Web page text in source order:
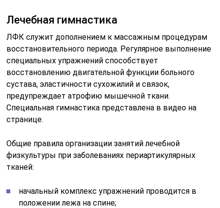
Лечебная гимнастика
ЛФК служит дополнением к массажным процедурам
восстановительного периода. Регулярное выполнение
специальных упражнений способствует
восстановлению двигательной функции больного
сустава, эластичности сухожилий и связок,
предупреждает атрофию мышечной ткани.
Специальная гимнастика представлена в видео на
странице.
Общие правила организации занятий лечебной
физкультуры при заболеваниях периартикулярных
тканей:
начальный комплекс упражнений проводится в
положении лежа на спине;